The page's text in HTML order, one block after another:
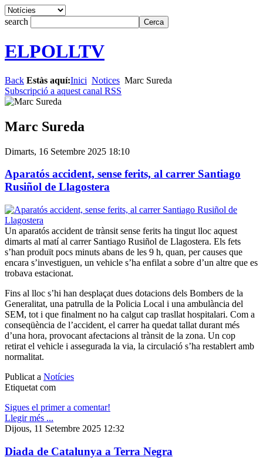
search
ELPOLLTV
Back Estàs aquí:Inici Notices Marc Sureda
Subscripció a aquest canal RSS
Marc Sureda
Dimarts, 16 Setembre 2025 18:10
Aparatós accident, sense ferits, al carrer Santiago
Rusiñol de Llagostera
Un aparatós accident de trànsit sense ferits ha tingut lloc aquest
dimarts al matí al carrer Santiago Rusiñol de Llagostera. Els fets
s’han produït pocs minuts abans de les 9 h, quan, per causes que
encara s’investiguen, un vehicle s’ha enfilat a sobre d’un altre que es
trobava estacionat.
Fins al lloc s’hi han desplaçat dues dotacions dels Bombers de la
Generalitat, una patrulla de la Policia Local i una ambulància del
SEM, tot i que finalment no ha calgut cap trasllat hospitalari. Com a
conseqüència de l’accident, el carrer ha quedat tallat durant més
d’una hora, provocant afectacions al trànsit de la zona. Un cop
retirat el vehicle i assegurada la via, la circulació s’ha restablert amb
normalitat.
Publicat a Notícies
Etiquetat com
Sigues el primer a comentar!
Llegir més ...
Dijous, 11 Setembre 2025 12:32
Diada de Catalunya a Terra Negra